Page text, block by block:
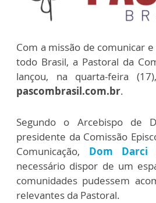
Com a missão de comunicar
todo Brasil, a Pastoral da
lançou, na quarta-feira
pascombrasil.com.br.
Segundo o Arcebispo de
presidente da Comissão
Comunicação, Dom Darci
necessário dispor de um
comunidades pudessem
relevantes da Pastoral.